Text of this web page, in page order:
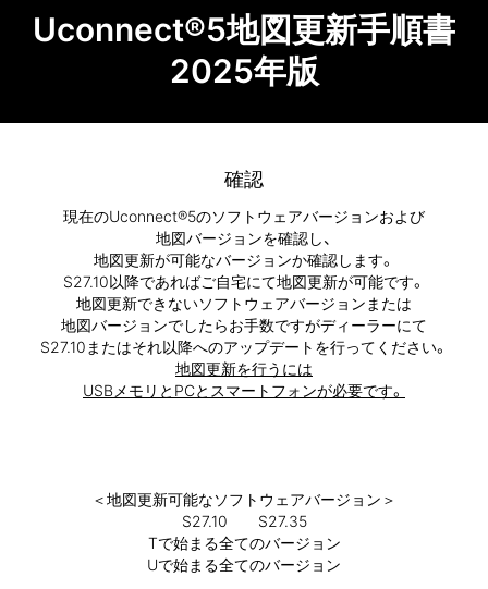
Uconnect®5地図更新手順書
2025年版
確認
現在のUconnect®5のソフトウェアバージョンおよび
地図バージョンを確認し、
地図更新が可能なバージョンか確認します。
S27.10以降であればご自宅にて地図更新が可能です。
地図更新できないソフトウェアバージョンまたは
地図バージョンでしたらお手数ですがディーラーにて
S27.10またはそれ以降へのアップデートを行ってください。
地図更新を行うには
USBメモリとPCとスマートフォンが必要です。
＜地図更新可能なソフトウェアバージョン＞
S27.10 S27.35
Tで始まる全てのバージョン
Uで始まる全てのバージョン